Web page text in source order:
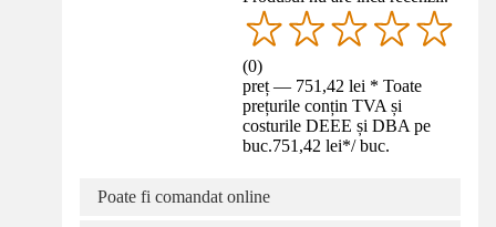
(0)
preț — 751,42 lei * Toate
prețurile conțin TVA și
costurile DEEE și DBA pe
buc.751,42 lei*/ buc.
Poate fi comandat online